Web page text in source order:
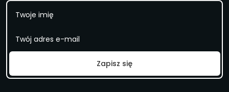
m
m
a
l
*
Zapisz się